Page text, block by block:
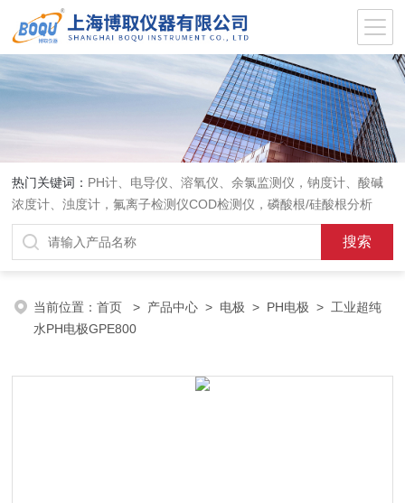
热门关键词： PH计、电导仪、溶氧仪、余氯监测仪，钠度计、酸碱
浓度计、浊度计，氟离子检测仪COD检测仪，磷酸根/硅酸根分析
仪，PH电极、溶氧电极、电导电极
当前位置：首页 > 产品中心 > 电极 > PH电极 > 工业超纯
水PH电极GPE800